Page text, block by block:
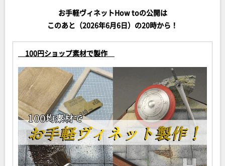
お手軽ヴィネットHow toの公開は
このあと（2026年6月6日）の20時から！
100円ショップ素材で製作